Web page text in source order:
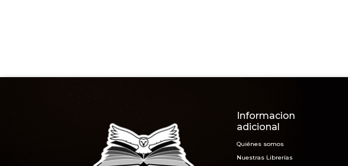
Informacion
adicional
Quiénes somos
Nuestras Librerías